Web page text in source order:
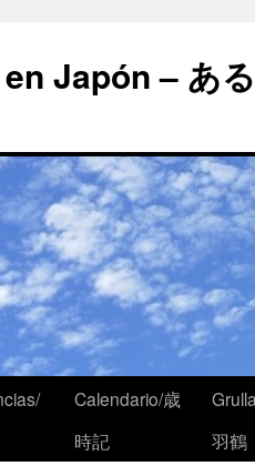
Japón – あ
Calendario/歳
時記
羽鶴